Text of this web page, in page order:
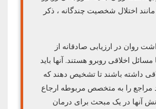
اختلال شخصیت چندگانه ، ذکر
روان در ارزیابی صادقانه از
اخلاقی روبرو هستند. آنها باید
داشته باشند تا تشخیص دهند که
مراجع را به متخصص مربوطه ارجاع
آنها در یک مبحث برای درمان